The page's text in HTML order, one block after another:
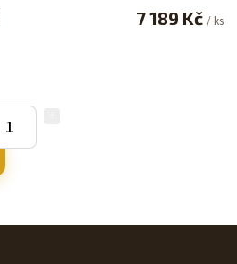
7 189 Kč / ks